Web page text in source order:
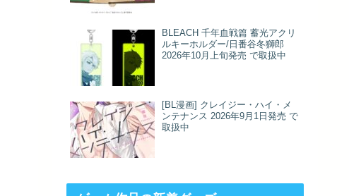
BLEACH 千年血戦篇 蓄光アクリ
ルキーホルダー/日番谷冬獅郎
2026年10月上旬発売 で取扱中
[BL漫画] クレイジー・ハイ・メ
ンテナンス 2026年9月1日発売 で
取扱中